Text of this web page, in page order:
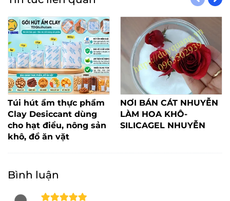
Túi hút ẩm thực phẩm
Clay Desiccant dùng
cho hạt điều, nông sản
khô, đồ ăn vặt
NƠI BÁN CÁT NHUYỄN
LÀM HOA KHÔ-
SILICAGEL NHUYỄN
Bình luận